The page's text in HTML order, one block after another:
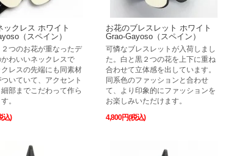
ックレス ホワイト
（スペイン）
つのお花が重なったデ
わいいネックレスで
レスの先端にも同素材
いていて、アクセント
部までこだわって作ら
。
込)
お花のブレスレット ホワイト
Grao-Gayoso（スペイン）
可憐なブレスレットが入荷しまし
た。白と黒２つの花を上下に重ね
合わせて立体感を出しています。
同系色のファッションと合わせ
て、より印象的にファッションを
お楽しみいただけます。
4,800円(税込)